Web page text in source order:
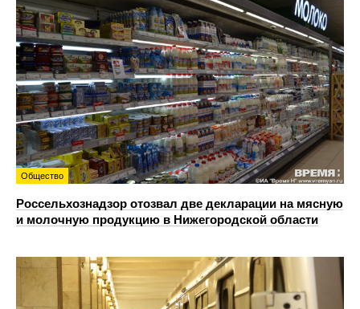
Общество
Россельхознадзор отозвал две декларации на мясную
и молочную продукцию в Нижегородской области